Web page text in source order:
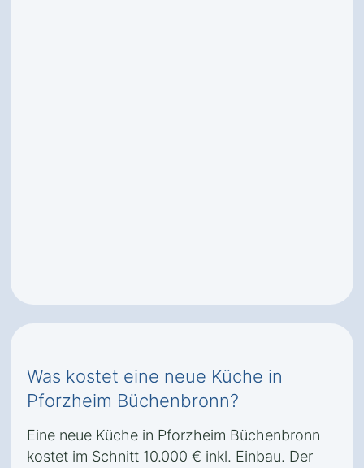
Was kostet eine neue Küche in
Pforzheim Büchenbronn?
Eine neue Küche in Pforzheim Büchenbronn
kostet im Schnitt 10.000 € inkl. Einbau. Der